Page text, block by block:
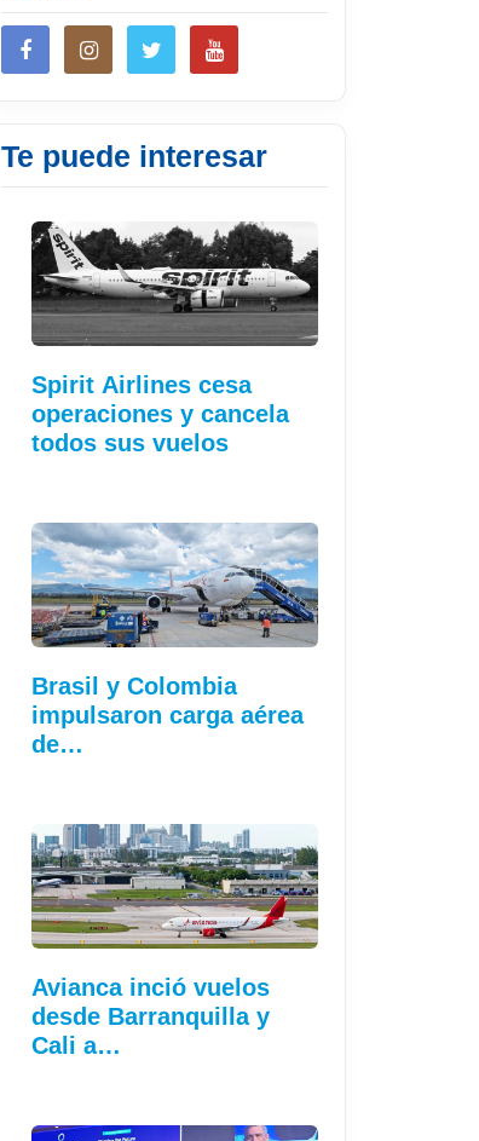
Te puede interesar
Spirit Airlines cesa
operaciones y cancela
todos sus vuelos
Brasil y Colombia
impulsaron carga aérea
de…
Avianca inció vuelos
desde Barranquilla y
Cali a…